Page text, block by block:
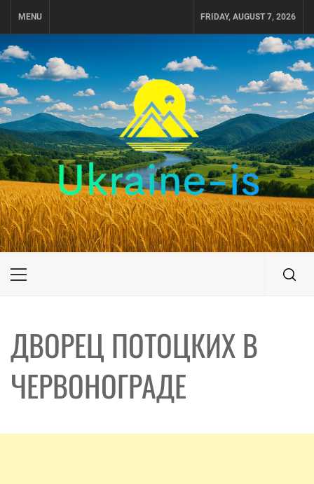
MENU FRIDAY, AUGUST 7, 2026
UKRAINE-IS
ПУТЕШЕСТВИЕ ПО УКРАИНЕ
Primary
ДВОРЕЦ ПОТОЦКИХ В
ЧЕРВОНОГРАДЕ